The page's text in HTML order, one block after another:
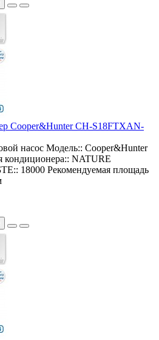
Cooper&Hunter CH-S18FTXAN-
насос Модель:: Cooper&Hunter
кондиционера:: NATURE
18000 Рекомендуемая площадь